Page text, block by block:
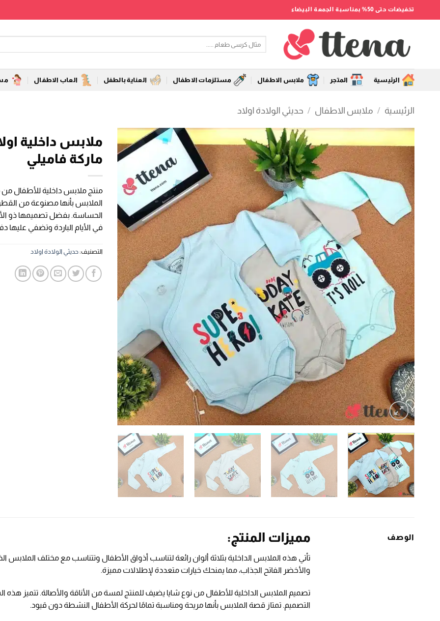
للمحتوى
تخفيضات حتى 50% بمناسبة الجمعة البيضاء
الرئيسية المتجر ملابس الاطفال مستلزمات الاطفال العناية بالطفل العاب الاطفال
الرئيسية / ملابس الاطفال / حديثي الولادة اولاد
ماركة فاميلي
منتج ملابس داخلية للأطفال من
الملابس بأنها مصنوعة من
الحساسة. بفضل تصميمها ذو
في الأيام الباردة وتضفي عليها
التصنيف: حديثي الولادة اولاد
الوصف مميزات المنتج:
تأتي هذه الملابس الداخلية بثلاثة ألوان رائعة لتناسب أذواق الأطفال وتتناسب مع مختلف الملابس
والأخضر الفاتح الجذاب، مما يمنحك خيارات متعددة لإطلالات مميزة.
تصميم الملابس الداخلية للأطفال من نوع شايا يضيف للمنتج لمسة من الأناقة والأصالة. تتميز
التصميم. تمتاز قصة الملابس بأنها مريحة ومناسبة تمامًا لحركة الأطفال النشطة دون قيود.